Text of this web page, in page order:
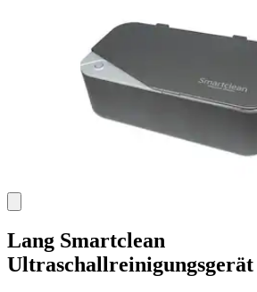
Lang Smartclean
Ultraschallreinigungsgerät